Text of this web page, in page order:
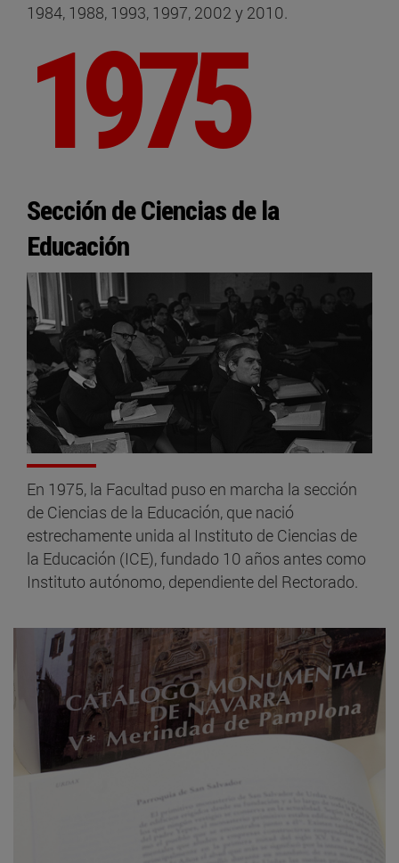
1984, 1988, 1993, 1997, 2002 y 2010.
1975
Sección de Ciencias de la
Educación
En 1975, la Facultad puso en marcha la sección
de Ciencias de la Educación, que nació
estrechamente unida al Instituto de Ciencias de
la Educación (ICE), fundado 10 años antes como
Instituto autónomo, dependiente del Rectorado.